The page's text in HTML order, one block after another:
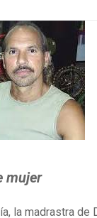
mujer
la madrastra de